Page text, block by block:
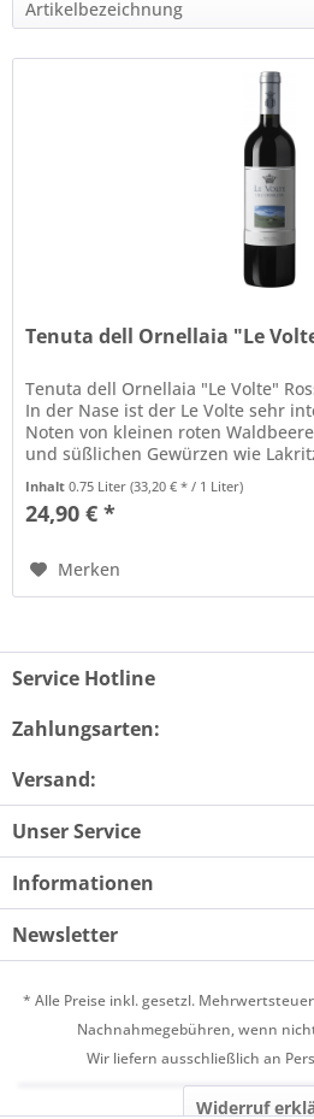
Tenuta dell Ornellaia "Le
Tenuta dell Ornellaia "Le Volte"
In der Nase ist der Le Volte sehr
Noten von kleinen roten
und süßlichen Gewürzen wie
steigen dem...
Inhalt0.75 Liter(33,20 € * / 1 Liter)
24,90 € *
Merken
Service Hotline
Zahlungsarten:
Versand:
Unser Service
Informationen
Newsletter
* Alle Preise inkl. gesetzl.
Nachnahmegebühren, wenn
Wir liefern ausschließlich an
Widerruf